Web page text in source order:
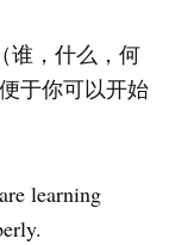
谁，什么，何
于你可以开始
learning